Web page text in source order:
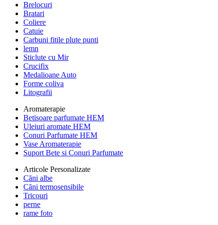
Brelocuri
Bratari
Coliere
Catuie
Carbuni fitile plute punti
lemn
Sticlute cu Mir
Crucifix
Medalioane Auto
Forme coliva
Litografii
Aromaterapie
Betisoare parfumate HEM
Uleiuri aromate HEM
Conuri Parfumate HEM
Vase Aromaterapie
Suport Bete si Conuri Parfumate
Articole Personalizate
Căni albe
Căni termosensibile
Tricouri
perne
rame foto